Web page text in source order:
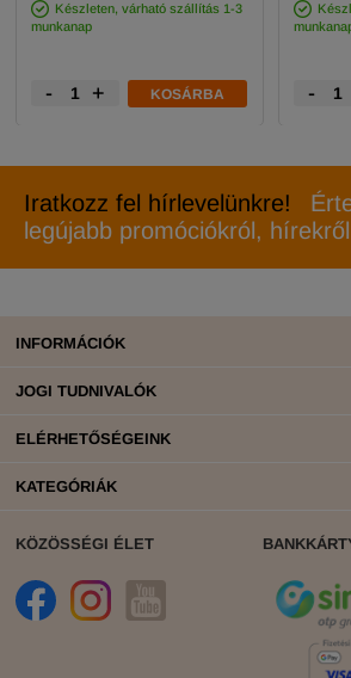
Készleten, várható szállítás 1-3
munkanap
- + KOSÁRBA -
Iratkozz fel hírlevelünkre!
legújabb promóciókról,
INFORMÁCIÓK
JOGI TUDNIVALÓK
ELÉRHETŐSÉGEINK
KATEGÓRIÁK
KÖZÖSSÉGI ÉLET